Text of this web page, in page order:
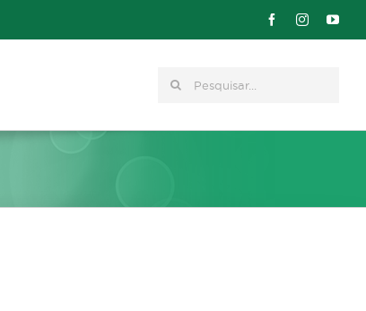
Pesquisar